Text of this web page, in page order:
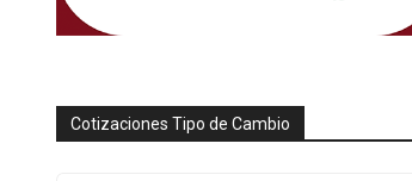
Cotizaciones Tipo de Cambio